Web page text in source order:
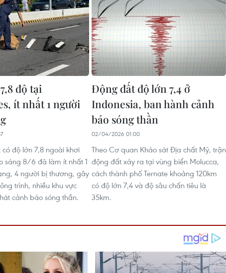
độ tại
ít nhất 1 người
độ lớn 7,8 ngoài khơi
sáng 8/6 đã làm ít nhất 1
4 người bị thương, gây
trình, nhiều khu vực
cảnh báo sóng thần.
Động đất độ lớn 7,4 ở
Indonesia, ban hành cảnh
báo sóng thần
02/04/2026 01:00
Theo Cơ quan Khảo sát Địa chất Mỹ, trận
động đất xảy ra tại vùng biển Molucca,
cách thành phố Ternate khoảng 120km
có độ lớn 7,4 và độ sâu chấn tiêu là
35km.